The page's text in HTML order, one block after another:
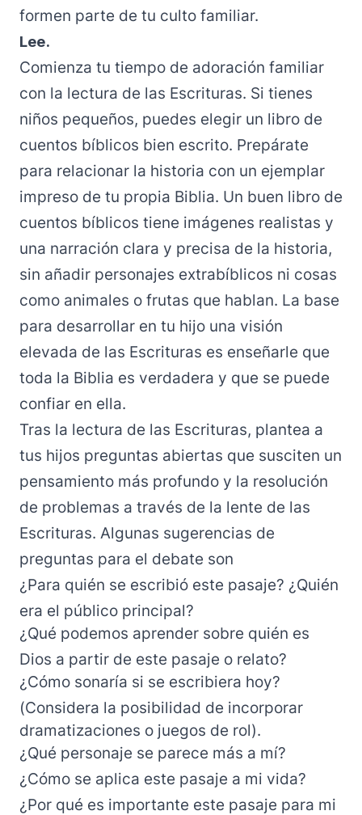
formen parte de tu culto familiar.
Lee.
Comienza tu tiempo de adoración familiar
con la lectura de las Escrituras. Si tienes
niños pequeños, puedes elegir un libro de
cuentos bíblicos bien escrito. Prepárate
para relacionar la historia con un ejemplar
impreso de tu propia Biblia. Un buen libro de
cuentos bíblicos tiene imágenes realistas y
una narración clara y precisa de la historia,
sin añadir personajes extrabíblicos ni cosas
como animales o frutas que hablan. La base
para desarrollar en tu hijo una visión
elevada de las Escrituras es enseñarle que
toda la Biblia es verdadera y que se puede
confiar en ella.
Tras la lectura de las Escrituras, plantea a
tus hijos preguntas abiertas que susciten un
pensamiento más profundo y la resolución
de problemas a través de la lente de las
Escrituras. Algunas sugerencias de
preguntas para el debate son
¿Para quién se escribió este pasaje? ¿Quién
era el público principal?
¿Qué podemos aprender sobre quién es
Dios a partir de este pasaje o relato?
¿Cómo sonaría si se escribiera hoy?
(Considera la posibilidad de incorporar
dramatizaciones o juegos de rol).
¿Qué personaje se parece más a mí?
¿Cómo se aplica este pasaje a mi vida?
¿Por qué es importante este pasaje para mi